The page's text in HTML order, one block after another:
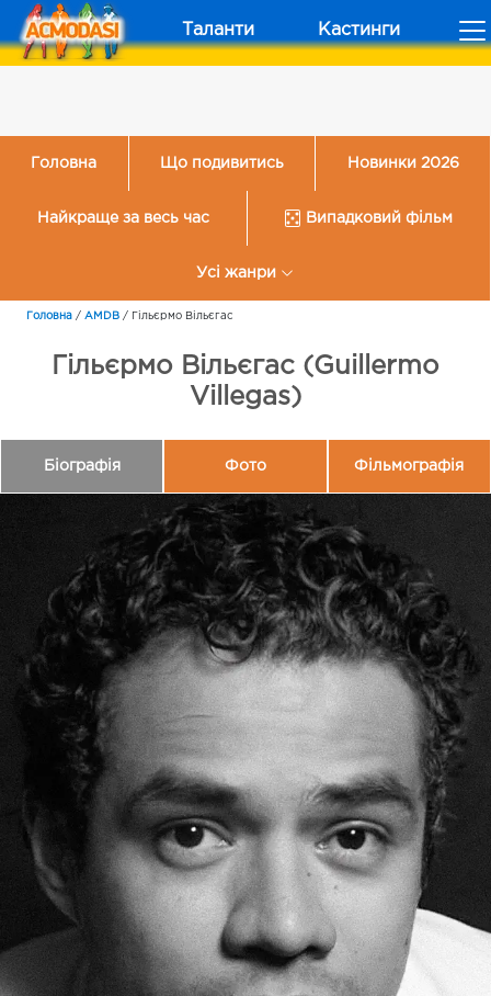
Таланти Кастинги
Головна Що подивитись Новинки 2026
Найкраще за весь час Випадковий фільм
Усі жанри
Головна / AMDB / Гільєрмо Вільєгас
Гільєрмо Вільєгас (Guillermo
Villegas)
Біографія Фото Фільмографія